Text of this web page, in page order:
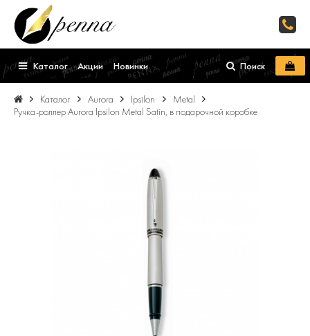
Каталог Акции Новинки Поиск
Каталог Aurora Ipsilon
Metal
Ручка-роллер Aurora Ipsilon Metal Satin, в подарочной коробке